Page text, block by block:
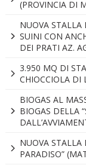
(PROVINCIA DI
NUOVA STALLA
SUINI CON
DEI PRATI AZ.
3.950 MQ DI
CHIOCCIOLA DI
BIOGAS AL
BIOGAS DELLA
NUOVA STALLA
PARADISO”